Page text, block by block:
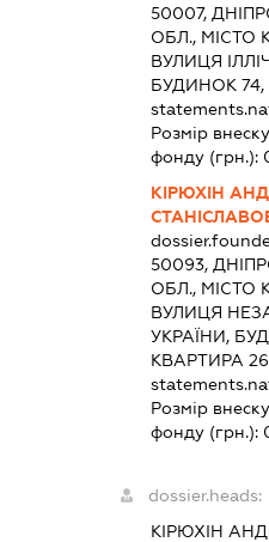
50007,
ОБЛ., МІСТО
ВУЛИЦЯ
БУДИНОК 74,
Розмір
фонду (грн.):
КІРЮХІН
50093,
ОБЛ., МІСТО
ВУЛИЦЯ
УКРАЇНИ,
КВАРТИРА 26
Розмір
фонду (грн.):
dossier.heads:
КІРЮХІН